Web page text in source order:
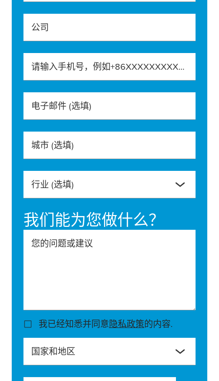
公司
请输入手机号，例如+86XXXXXXXXXXX
电子邮件 (选填)
城市 (选填)
行业 (选填)
我们能为您做什么？
您的问题或建议
我已经知悉并同意隐私政策的内容.
国家和地区